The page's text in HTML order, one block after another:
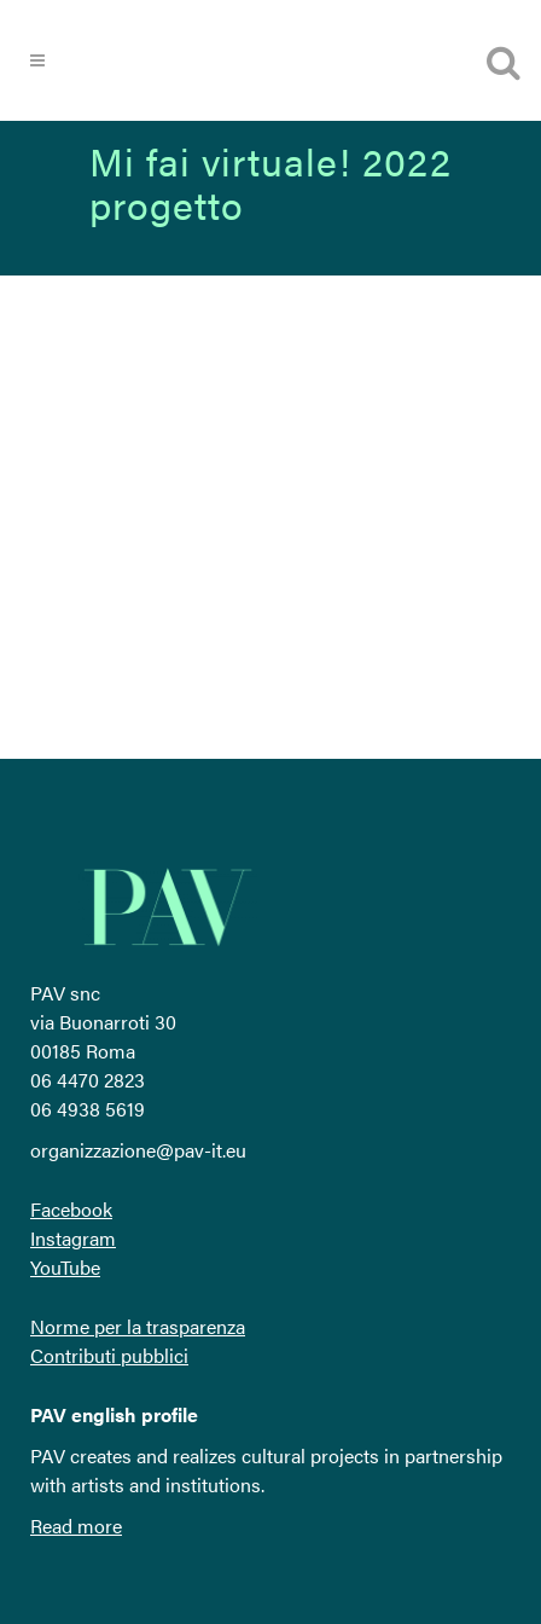
Mi fai virtuale! 2022
progetto
PAV snc
via Buonarroti 30
00185 Roma
06 4470 2823
06 4938 5619
organizzazione@pav-it.eu
Facebook
Instagram
YouTube
Norme per la trasparenza
Contributi pubblici
PAV english profile
PAV creates and realizes cultural projects in partnership
with artists and institutions.
Read more